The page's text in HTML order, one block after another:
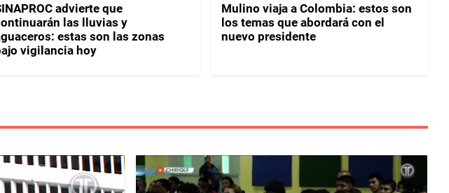
advierte que
las lluvias y
estas son las zonas
vigilancia hoy
Mulino viaja a Colombia: estos son
los temas que abordará con el
nuevo presidente